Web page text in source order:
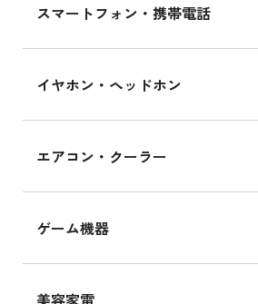
スマートフォン・携帯電話
イヤホン・ヘッドホン
エアコン・クーラー
ゲーム機器
美容家電